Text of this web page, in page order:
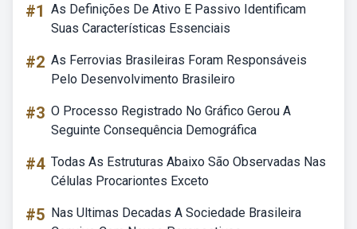
#1 As Definições De Ativo E Passivo Identificam
Suas Características Essenciais
#2 As Ferrovias Brasileiras Foram Responsáveis
Pelo Desenvolvimento Brasileiro
#3 O Processo Registrado No Gráfico Gerou A
Seguinte Consequência Demográfica
#4 Todas As Estruturas Abaixo São Observadas Nas
Células Procariontes Exceto
#5 Nas Ultimas Decadas A Sociedade Brasileira